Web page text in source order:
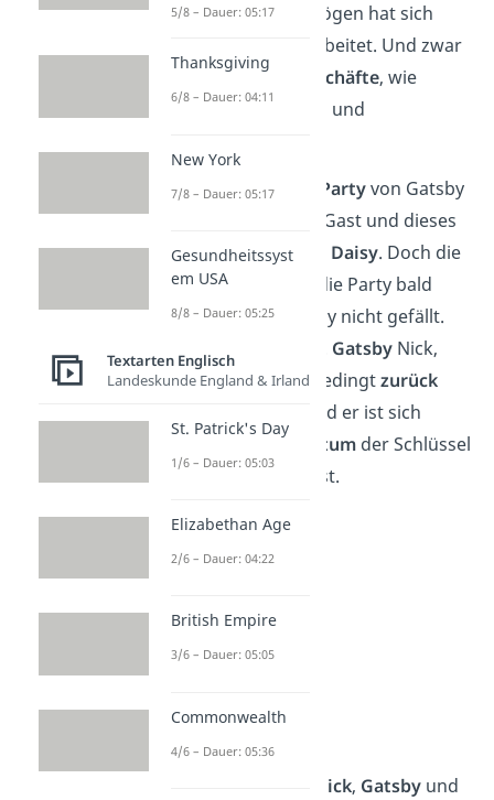
Sein ganzes Vermögen hat sich
Gatsby selbst erarbeitet. Und zwar
durchillegale Geschäfte, wie
Alkoholschmuggel und
Auf der nächsten
Partyvon Gatsby
ist Nick wieder zu Gast und dieses
Mal auchTomund Daisy. Doch die
beiden verlassen die Party bald
wieder, da sie Daisy nicht gefällt.
gesteht Gatsby Nick,
dass erDaisyunbedingtzurück
möchte. Und er ist sich
Reichtum der Schlüssel
zu ihrem Herzen ist.
Nick, Gatsby und
5/8 – Dauer: 05:17
Thanksgiving
6/8 – Dauer: 04:11
New York
7/8 – Dauer: 05:17
Gesundheitssyst
em USA
8/8 – Dauer: 05:25
Textarten Englisch
Landeskunde England & Irland
St. Patrick's Day
1/6 – Dauer: 05:03
Elizabethan Age
2/6 – Dauer: 04:22
British Empire
3/6 – Dauer: 05:05
Commonwealth
4/6 – Dauer: 05:36